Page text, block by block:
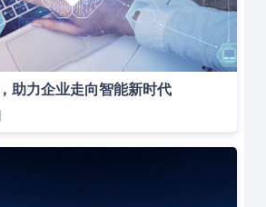
助力企业走向智能新时代